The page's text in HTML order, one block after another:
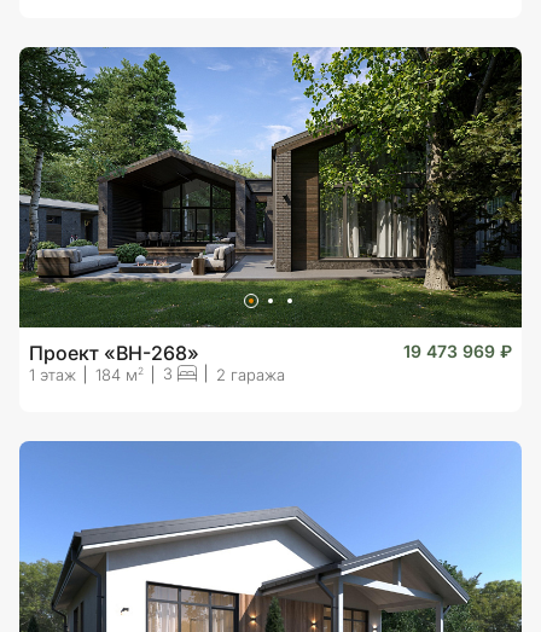
Проект «BH-268» 19 473 969 ₽
1 этаж 184 м 2 3 2 гаража